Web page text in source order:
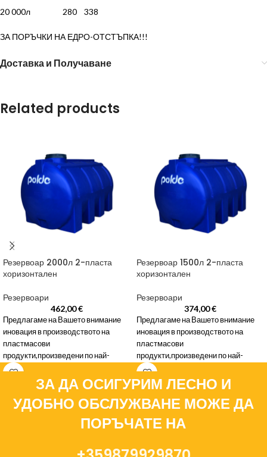
20 000л 280 338
ЗА ПОРЪЧКИ НА ЕДРО-ОТСТЪПКА!!!
Доставка и Получаване
Related products
Резервоар 2000л 2-пласта
хоризонтален
Резервоари
462,00€
Предлагаме на Вашето внимание
иновация в производството на
пластмасови
продукти,произведени по най-
новата съвременна технология-
издувно формиране, готовата
продукция са ТРИПЛАСТОВИ
безшевни,
Резервоар 1500л 2-пласта
хоризонтален
Резервоари
374,00€
Предлагаме на Вашето внимание
иновация в производството на
пластмасови
продукти,произведени по най-
новата съвременна технология-
издувно формиране, готовата
продукция са ТРИПЛАСТОВИ
безшевни,
ЗА ДА ОСИГУРИМ ЛЕСНО И
УДОБНО ОБСЛУЖВАНЕ МОЖЕ ДА
ПОРЪЧАТЕ НА